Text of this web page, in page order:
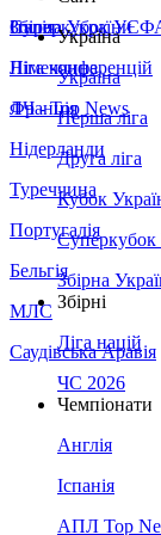
Збірна України
Італія
Німеччина
Франція
Нідерланди
Туреччина
Португалія
Бельгія
МЛС
Саудівська Аравія
Суперкубок
Ліга конференцій
ЛЧ - Top News
Україна
Україна
Перша ліга
Друга ліга
Кубок
Суперкубок
Збірна
Збірні
Ліга націй
ЧС 2026
Чемпіонати
Англія
Іспанія
АПЛ Top